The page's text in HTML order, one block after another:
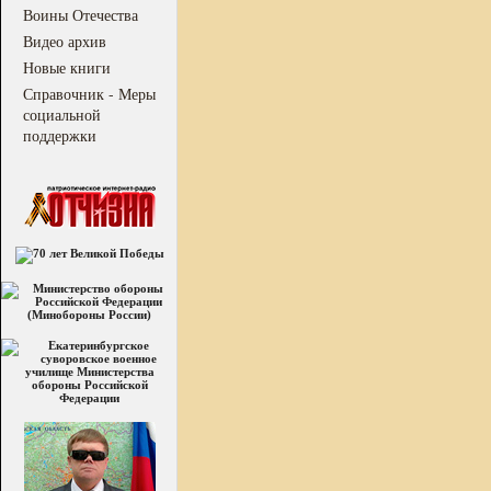
Воины Отечества
Видео архив
Новые книги
Справочник - Меры
социальной
поддержки